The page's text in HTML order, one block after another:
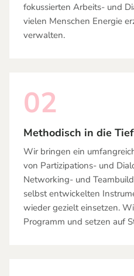
fokussierten Arbeits- und
vielen Menschen Energie
verwalten.
02
Methodisch in die
Wir bringen ein
von Partizipations- und
Networking- und
selbst entwickelten
wieder gezielt einsetzen.
Programm und setzen auf